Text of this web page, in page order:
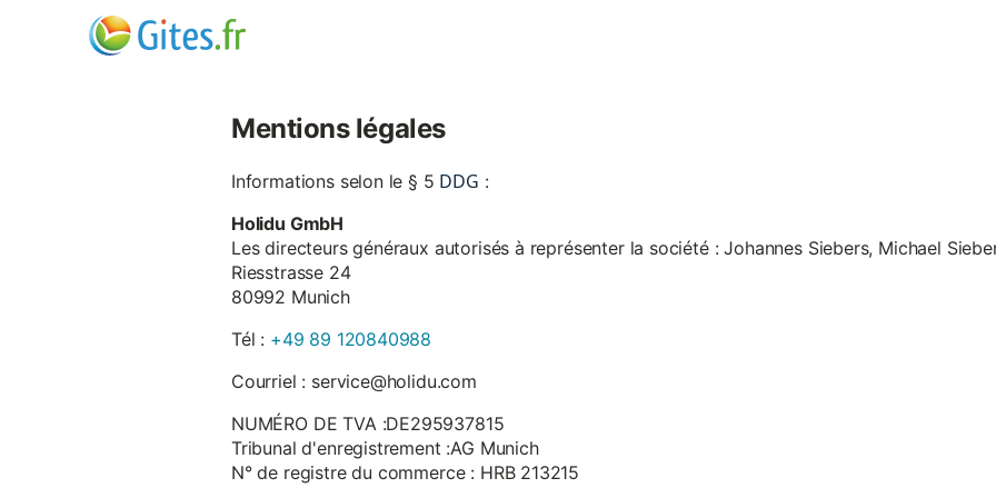
Mentions légales
Informations selon le § 5 DDG :
Holidu GmbH
Les directeurs généraux autorisés à représenter la société : Johannes Siebers, Michael
Riesstrasse 24
80992 Munich
Tél : +49 89 120840988
Courriel : service@holidu.com
NUMÉRO DE TVA :DE295937815
Tribunal d'enregistrement :AG Munich
N° de registre du commerce : HRB 213215